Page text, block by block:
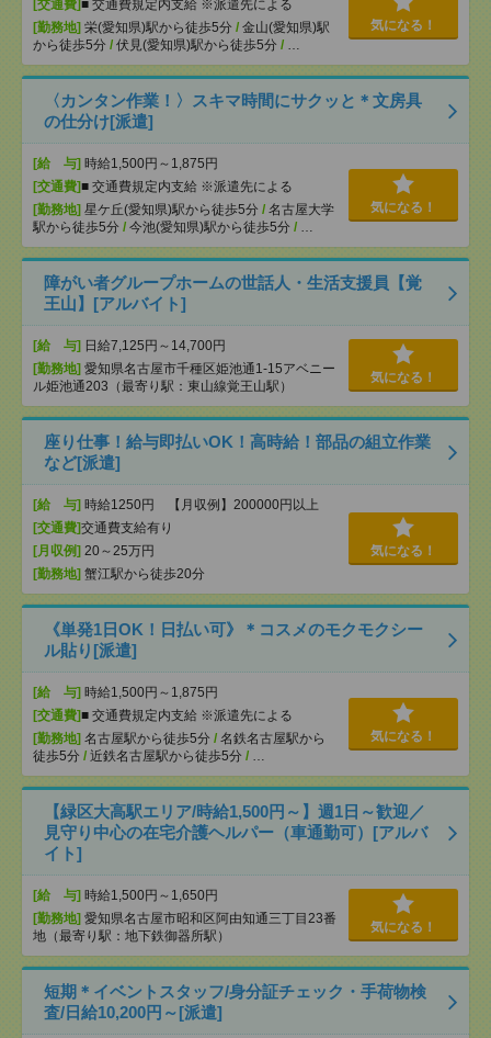
[交通費] ■ 交通費規定内支給 ※派遣先による
[勤務地] 栄(愛知県)駅から徒歩5分 / 金山(愛知県)駅
から徒歩5分 / 伏見(愛知県)駅から徒歩5分 / …
気になる！
〈カンタン作業！〉スキマ時間にサクッと＊文房具
の仕分け[派遣]
[給 与] 時給1,500円～1,875円
[交通費]■ 交通費規定内支給 ※派遣先による
[勤務地] 星ケ丘(愛知県)駅から徒歩5分 / 名古屋大学
駅から徒歩5分 / 今池(愛知県)駅から徒歩5分 / …
気になる！
障がい者グループホームの世話人・生活支援員【覚
王山】[アルバイト]
[給 与] 日給7,125円～14,700円
[勤務地] 愛知県名古屋市千種区姫池通1-15アベニー
ル姫池通203（最寄り駅：東山線覚王山駅）
気になる！
座り仕事！給与即払いOK！高時給！部品の組立作業
など[派遣]
[給 与] 時給1250円 【月収例】200000円以上
[交通費]交通費支給有り
[月収例] 20～25万円
[勤務地] 蟹江駅から徒歩20分
気になる！
《単発1日OK！日払い可》＊コスメのモクモクシー
ル貼り[派遣]
[給 与] 時給1,500円～1,875円
[交通費]■ 交通費規定内支給 ※派遣先による
[勤務地] 名古屋駅から徒歩5分 / 名鉄名古屋駅から
徒歩5分 / 近鉄名古屋駅から徒歩5分 / …
気になる！
【緑区大高駅エリア/時給1,500円～】週1日～歓迎／
見守り中心の在宅介護ヘルパー（車通勤可）[アルバ
イト]
[給 与] 時給1,500円～1,650円
[勤務地] 愛知県名古屋市昭和区阿由知通三丁目23番
地（最寄り駅：地下鉄御器所駅）
気になる！
短期＊イベントスタッフ/身分証チェック・手荷物検
査/日給10,200円～[派遣]